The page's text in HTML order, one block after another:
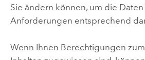
Sie ändern können, um die
Anforderungen entsprechend
Wenn Ihnen Berechtigungen